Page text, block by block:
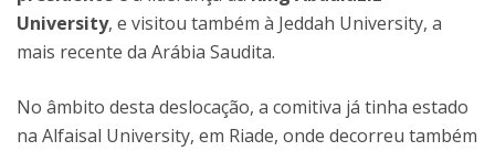
University, e visitou também à Jeddah University, a
mais recente da Arábia Saudita.
No âmbito desta deslocação, a comitiva já tinha estado
na Alfaisal University, em Riade, onde decorreu também